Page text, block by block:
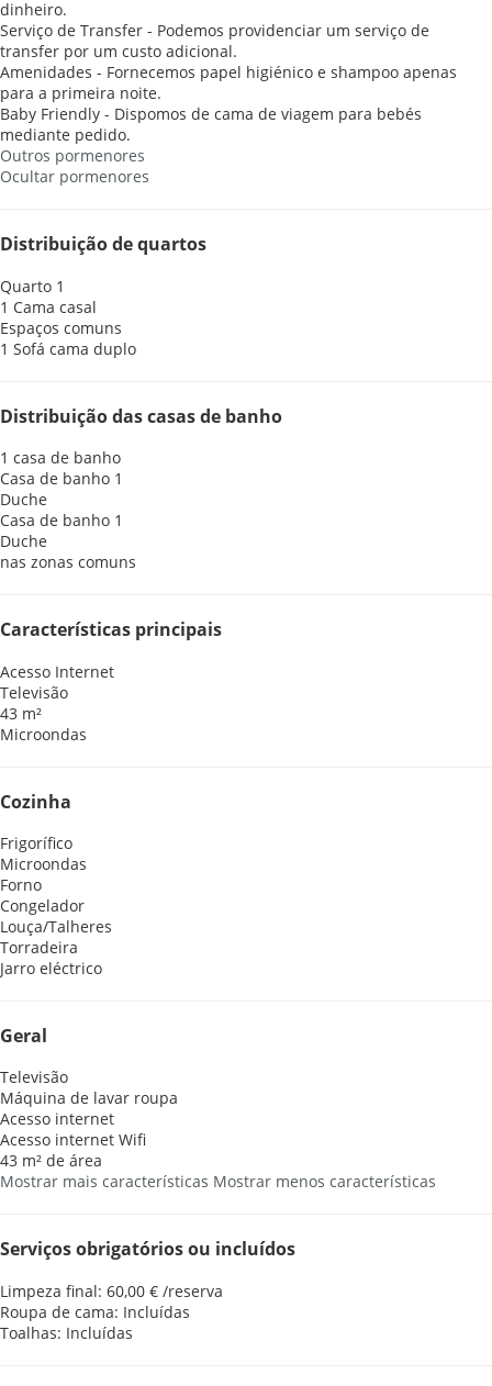
dinheiro.
Serviço de Transfer - Podemos providenciar um serviço de
transfer por um custo adicional.
Amenidades - Fornecemos papel higiénico e shampoo apenas
para a primeira noite.
Baby Friendly - Dispomos de cama de viagem para bebés
mediante pedido.
Outros pormenores
Ocultar pormenores
Distribuição de quartos
Quarto 1
1 Cama casal
Espaços comuns
1 Sofá cama duplo
Distribuição das casas de banho
1 casa de banho
Casa de banho 1
Duche
Casa de banho 1
Duche
nas zonas comuns
Características principais
Acesso Internet
Televisão
43 m²
Microondas
Cozinha
Frigorífico
Microondas
Forno
Congelador
Louça/Talheres
Torradeira
Jarro eléctrico
Geral
Televisão
Máquina de lavar roupa
Acesso internet
Acesso internet Wifi
43 m² de área
Mostrar mais características Mostrar menos características
Serviços obrigatórios ou incluídos
Limpeza final: 60,00 € /reserva
Roupa de cama: Incluídas
Toalhas: Incluídas